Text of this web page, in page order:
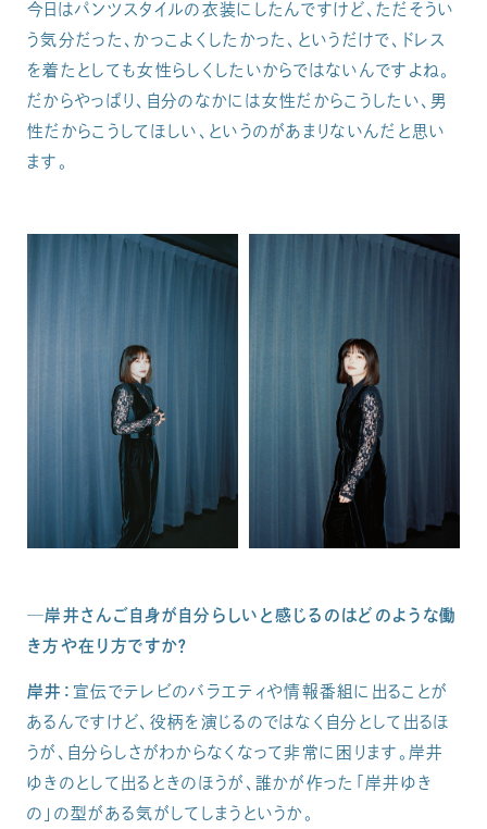
今日はパンツスタイルの衣装にしたんですけど、ただそうい
う気分だった、かっこよくしたかった、というだけで、ドレス
を着たとしても女性らしくしたいからではないんですよね。
だからやっぱり、自分のなかには女性だからこうしたい、男
性だからこうしてほしい、というのがあまりないんだと思い
ます。
─岸井さんご自身が自分らしいと感じるのはどのような働
き方や在り方ですか？
岸井： 宣伝でテレビのバラエティや情報番組に出ることが
あるんですけど、役柄を演じるのではなく自分として出るほ
うが、自分らしさがわからなくなって非常に困ります。岸井
ゆきのとして出るときのほうが、誰かが作った「岸井ゆき
の」の型がある気がしてしまうというか。